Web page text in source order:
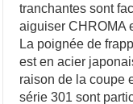
tranchantes sont
aiguiser CHROMA
La poignée de
est en acier
raison de la coupe
série 301 sont